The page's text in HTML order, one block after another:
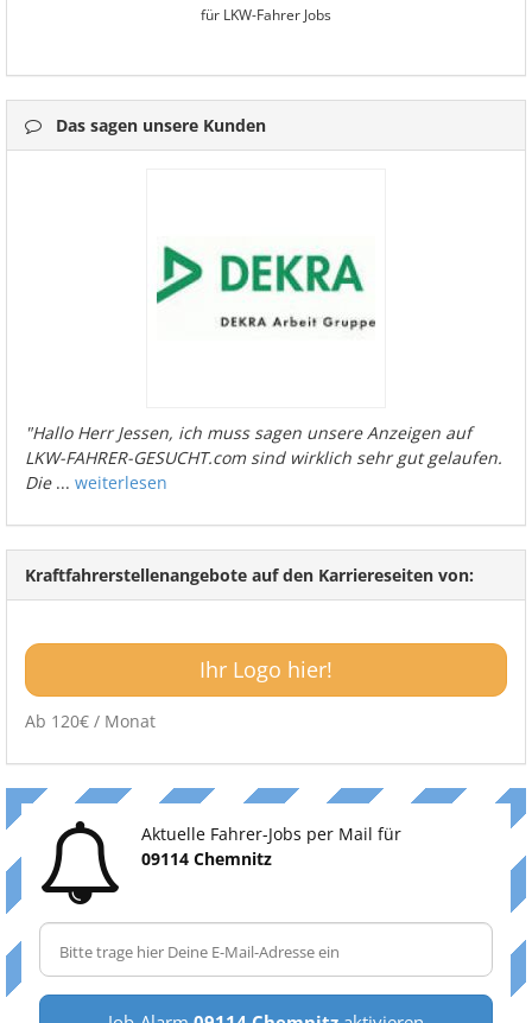
für LKW-Fahrer Jobs
Das sagen unsere Kunden
"Hallo Herr Jessen, ich muss sagen unsere Anzeigen auf
LKW-FAHRER-GESUCHT.com sind wirklich sehr gut gelaufen.
Die... weiterlesen
Kraftfahrerstellenangebote auf den Karriereseiten von:
Ihr Logo hier!
Ab 120€ / Monat
Aktuelle Fahrer-Jobs per Mail für
09114 Chemnitz